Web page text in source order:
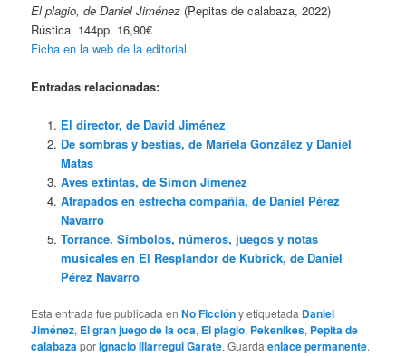
El plagio, de Daniel Jiménez (Pepitas de calabaza, 2022)
Rústica. 144pp. 16,90€
Ficha en la web de la editorial
Entradas relacionadas:
El director, de David Jiménez
De sombras y bestias, de Mariela González y Daniel
Matas
Aves extintas, de Simon Jimenez
Atrapados en estrecha compañía, de Daniel Pérez
Navarro
Torrance. Símbolos, números, juegos y notas
musicales en El Resplandor de Kubrick, de Daniel
Pérez Navarro
Esta entrada fue publicada enNo Ficcióny etiquetada Daniel
Jiménez, El gran juego de la oca, El plagio, Pekenikes, Pepita de
calabazaporIgnacio Illarregui Gárate. Guardaenlace permanente.